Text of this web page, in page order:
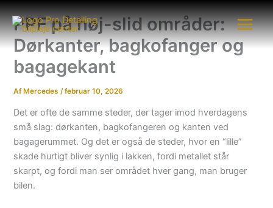
Gå
til
indholdet
PPF på høj-slid områder:
Dørkanter, bagkofanger og
bagagekant
AfMercedes/februar 10, 2026
Det er ofte de samme steder, der tager imod hverdagens
små slag: dørkanten, bagkofangeren og kanten ved
bagagerummet. Og det er også de steder, hvor en “lille”
skade hurtigt bliver synlig i lakken, fordi metallet står
skarpt, og fordi man ser området hver gang, man bruger
bilen.